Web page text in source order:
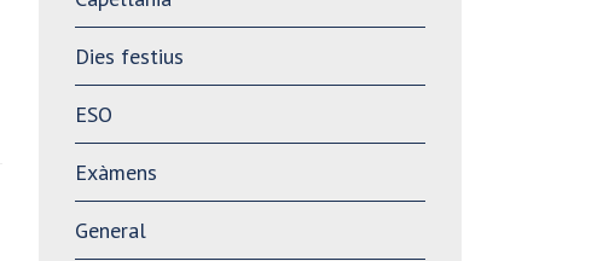
Dies festius
ESO
Exàmens
General